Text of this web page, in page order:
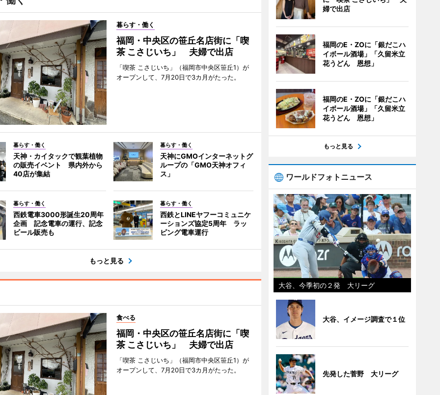
暮らす・働く
福岡・中央区の笹丘名店街に「喫
茶 こさじいち」 夫婦で出店
「喫茶 こさじいち」（福岡市中央区笹丘1）が
オープンして、7月20日で3カ月がたった。
暮らす・働く
天神・カイタックで観葉植物
の販売イベント 県内外から
40店が集結
暮らす・働く
天神にGMOインターネットグ
ループの「GMO天神オフィ
ス」
暮らす・働く
西鉄電車3000形誕生20周年
企画 記念電車の運行、記念
ビール販売も
暮らす・働く
西鉄とLINEヤフーコミュニケ
ーションズ協定5周年 ラッ
ピング電車運行
もっと見る
食べる
福岡・中央区の笹丘名店街に「喫
茶 こさじいち」 夫婦で出店
「喫茶 こさじいち」（福岡市中央区笹丘1）が
オープンして、7月20日で3カ月がたった。
婦で出店
福岡のE・ZOに「銀だこハ
イボール酒場」「久留米立
花うどん 恩想」
福岡のE・ZOに「銀だこハ
イボール酒場」「久留米立
花うどん 恩想」
もっと見る
ワールドフォトニュース
大谷、今季初の２発 大リーグ
大谷、イメージ調査で１位
先発した菅野 大リーグ